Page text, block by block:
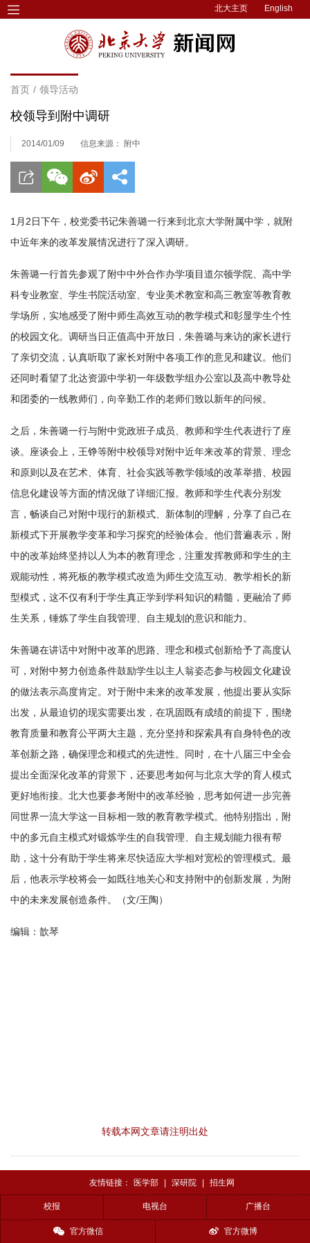
北大主页 English
首页 / 领导活动
校领导到附中调研
2014/01/09 信息来源： 附中
1月2日下午，校党委书记朱善璐一行来到北京大学附属中学，就附
中近年来的改革发展情况进行了深入调研。
朱善璐一行首先参观了附中中外合作办学项目道尔顿学院、高中学
科专业教室、学生书院活动室、专业美术教室和高三教室等教育教
学场所，实地感受了附中师生高效互动的教学模式和彰显学生个性
的校园文化。调研当日正值高中开放日，朱善璐与来访的家长进行
了亲切交流，认真听取了家长对附中各项工作的意见和建议。他们
还同时看望了北达资源中学初一年级数学组办公室以及高中教导处
和团委的一线教师们，向辛勤工作的老师们致以新年的问候。
之后，朱善璐一行与附中党政班子成员、教师和学生代表进行了座
谈。座谈会上，王铮等附中校领导对附中近年来改革的背景、理念
和原则以及在艺术、体育、社会实践等教学领域的改革举措、校园
信息化建设等方面的情况做了详细汇报。教师和学生代表分别发
言，畅谈自己对附中现行的新模式、新体制的理解，分享了自己在
新模式下开展教学变革和学习探究的经验体会。他们普遍表示，附
中的改革始终坚持以人为本的教育理念，注重发挥教师和学生的主
观能动性，将死板的教学模式改造为师生交流互动、教学相长的新
型模式，这不仅有利于学生真正学到学科知识的精髓，更融洽了师
生关系，锤炼了学生自我管理、自主规划的意识和能力。
朱善璐在讲话中对附中改革的思路、理念和模式创新给予了高度认
可，对附中努力创造条件鼓励学生以主人翁姿态参与校园文化建设
的做法表示高度肯定。对于附中未来的改革发展，他提出要从实际
出发，从最迫切的现实需要出发，在巩固既有成绩的前提下，围绕
教育质量和教育公平两大主题，充分坚持和探索具有自身特色的改
革创新之路，确保理念和模式的先进性。同时，在十八届三中全会
提出全面深化改革的背景下，还要思考如何与北京大学的育人模式
更好地衔接。北大也要参考附中的改革经验，思考如何进一步完善
同世界一流大学这一目标相一致的教育教学模式。他特别指出，附
中的多元自主模式对锻炼学生的自我管理、自主规划能力很有帮
助，这十分有助于学生将来尽快适应大学相对宽松的管理模式。最
后，他表示学校将会一如既往地关心和支持附中的创新发展，为附
中的未来发展创造条件。（文/王陶）
编辑：歆琴
转载本网文章请注明出处
友情链接： 医学部 深研院 招生网
校报 电视台 广播台
官方微信 官方微博